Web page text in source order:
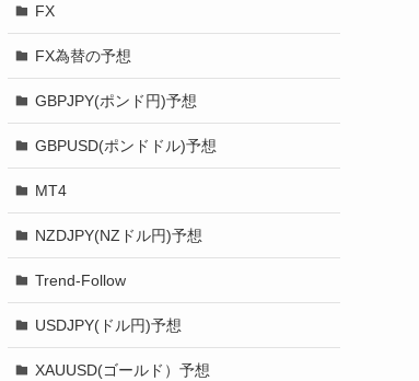
FX
FX為替の予想
GBPJPY(ポンド円)予想
GBPUSD(ポンドドル)予想
MT4
NZDJPY(NZドル円)予想
Trend-Follow
USDJPY(ドル円)予想
XAUUSD(ゴールド）予想